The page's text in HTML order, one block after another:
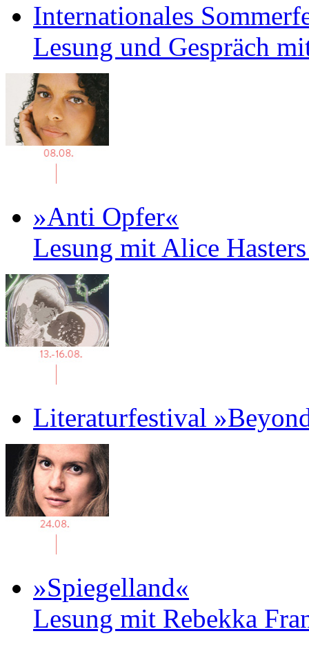
Internationales
Lesung und Gespräch
»Anti Opfer«
Lesung mit Alice
Literaturfestival
»Spiegelland«
Lesung mit Rebekka